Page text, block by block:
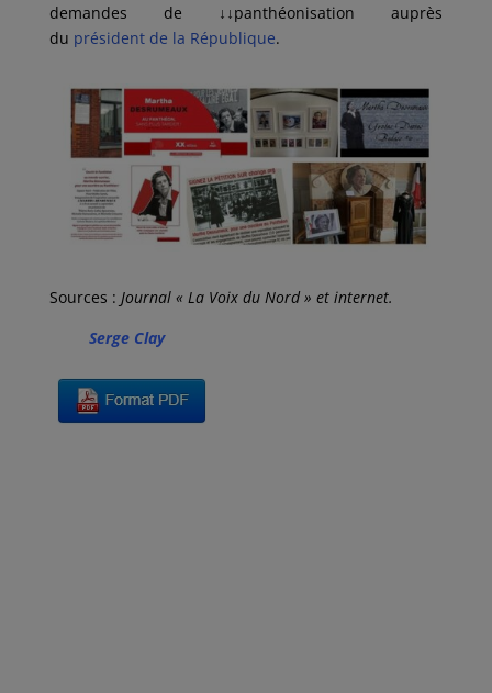
demandes de
↓↓panthéonisation auprès
du président de la République.
Sources : Journal « La Voix du Nord » et internet.
Serge Clay